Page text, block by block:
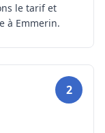
le tarif et
à Emmerin.
2